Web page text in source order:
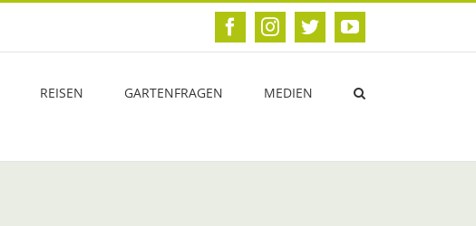
FacebookInstagram
TwitterYouTube
REISEN GARTENFRAGEN MEDIEN